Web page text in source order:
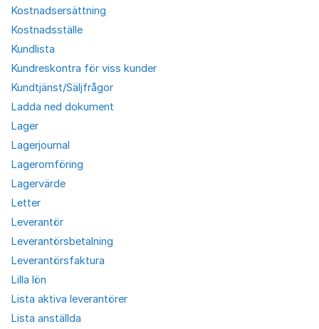
Kostnadsersättning
Kostnadsställe
Kundlista
Kundreskontra för viss kunder
Kundtjänst/Säljfrågor
Ladda ned dokument
Lager
Lagerjournal
Lageromföring
Lagervärde
Letter
Leverantör
Leverantörsbetalning
Leverantörsfaktura
Lilla lön
Lista aktiva leverantörer
Lista anställda